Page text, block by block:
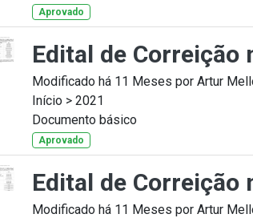
Aprovado
Edital de Correição
Modificado há 11 Meses por Artur
Início > 2021
Documento básico
Aprovado
Edital de Correição
Modificado há 11 Meses por Artur